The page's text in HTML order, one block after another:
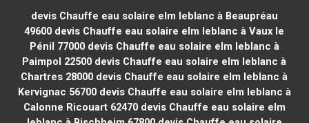
devis Chauffe eau solaire elm leblanc à Beaupréau
49600 devis Chauffe eau solaire elm leblanc à Vaux le
Pénil 77000devis Chauffe eau solaire elm leblanc à
Paimpol 22500 devis Chauffe eau solaire elm leblanc à
Chartres 28000 devis Chauffe eau solaire elm leblanc à
Kervignac 56700devis Chauffe eau solaire elm leblanc à
Calonne Ricouart 62470devis Chauffe eau solaire elm